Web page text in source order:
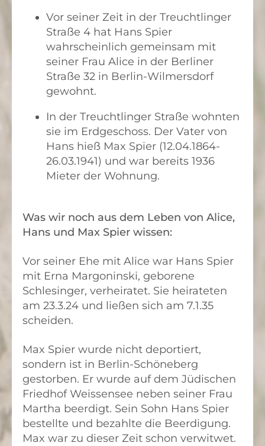
Vor seiner Zeit in der Treuchtlinger
Straße 4 hat Hans Spier
wahrscheinlich gemeinsam mit
seiner Frau Alice in der Berliner
Straße 32 in Berlin-Wilmersdorf
gewohnt.
In der Treuchtlinger Straße wohnten
sie im Erdgeschoss. Der Vater von
Hans hieß Max Spier (12.04.1864-
26.03.1941) und war bereits 1936
Mieter der Wohnung.
Was wir noch aus dem Leben von Alice,
Hans und Max Spier wissen:
Vor seiner Ehe mit Alice war Hans Spier
mit Erna Margoninski, geborene
Schlesinger, verheiratet. Sie heirateten
am 23.3.24 und ließen sich am 7.1.35
scheiden.
Max Spier wurde nicht deportiert,
sondern ist in Berlin-Schöneberg
gestorben. Er wurde auf dem Jüdischen
Friedhof Weissensee neben seiner Frau
Martha beerdigt. Sein Sohn Hans Spier
bestellte und bezahlte die Beerdigung.
Max war zu dieser Zeit schon verwitwet.
FANNY SAUL
ALICE SPIER
HANS SPIER
GERTRUD SUNDHEIMER
MAX SUNDHEIMER
DENNY WIENER